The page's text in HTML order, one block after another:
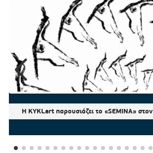
Η KYKLart παρουσιάζει το «SEMINA»